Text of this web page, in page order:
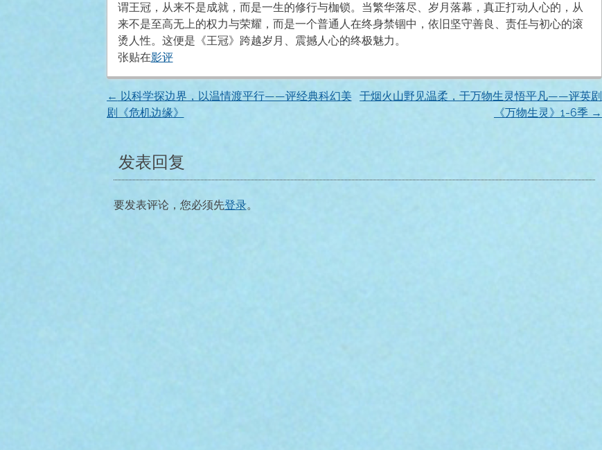
谓王冠，从来不是成就，而是一生的修行与枷锁。当繁华落尽、岁月落幕，真正打动人心的，从
来不是至高无上的权力与荣耀，而是一个普通人在终身禁锢中，依旧坚守善良、责任与初心的滚
烫人性。这便是《王冠》跨越岁月、震撼人心的终极魅力。
张贴在影评
文
导
航
← 以科学探边界，以温情渡平行——评经典科幻美
剧《危机边缘》
于烟火山野见温柔，于万物生灵悟平凡——评英剧
《万物生灵》1-6季 →
发表回复
要发表评论，您必须先登录。